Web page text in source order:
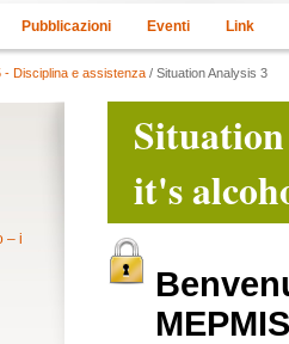
Pubblicazioni Eventi Link
- Disciplina e assistenza / Situation Analysis 3
it's
MEPMIS
– i